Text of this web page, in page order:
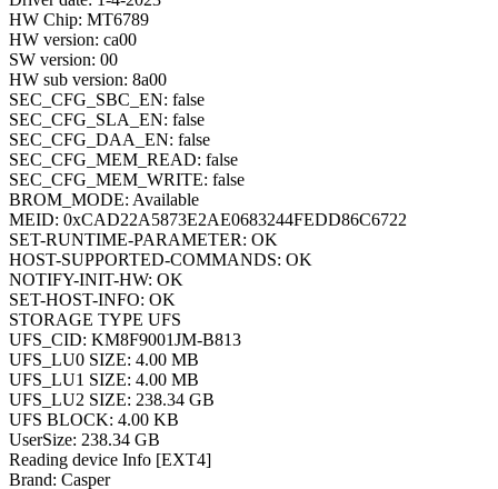
HW Chip: MT6789
HW version: ca00
SW version: 00
HW sub version: 8a00
SEC_CFG_SBC_EN: false
SEC_CFG_SLA_EN: false
SEC_CFG_DAA_EN: false
SEC_CFG_MEM_READ: false
SEC_CFG_MEM_WRITE: false
BROM_MODE: Available
MEID: 0xCAD22A5873E2AE0683244FEDD86C6722
SET-RUNTIME-PARAMETER: OK
HOST-SUPPORTED-COMMANDS: OK
NOTIFY-INIT-HW: OK
SET-HOST-INFO: OK
STORAGE TYPE UFS
UFS_CID: KM8F9001JM-B813
UFS_LU0 SIZE: 4.00 MB
UFS_LU1 SIZE: 4.00 MB
UFS_LU2 SIZE: 238.34 GB
UFS BLOCK: 4.00 KB
UserSize: 238.34 GB
Reading device Info [EXT4]
Brand: Casper